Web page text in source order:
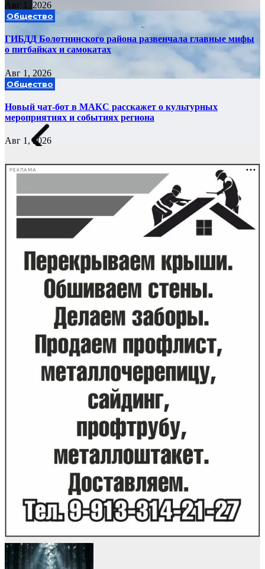
Авг 1, 2026
Общество
ГИБДД Болотнинского района развенчала главные мифы
о питбайках и самокатах
Авг 1, 2026
Общество
Новый чат-бот в МАКС расскажет о культурных
мероприятиях и событиях региона
Авг 1, 2026
РЕКЛАМА